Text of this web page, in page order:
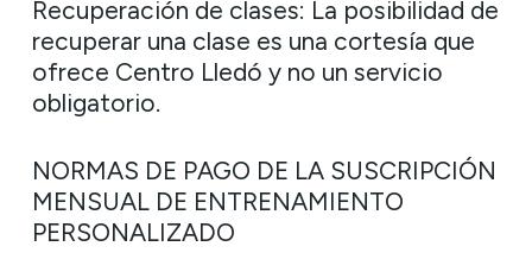
Recuperación de clases: La posibilidad de
recuperar una clase es una cortesía que
ofrece Centro Lledó y no un servicio
obligatorio.
NORMAS DE PAGO DE LA SUSCRIPCIÓN
MENSUAL DE ENTRENAMIENTO
PERSONALIZADO